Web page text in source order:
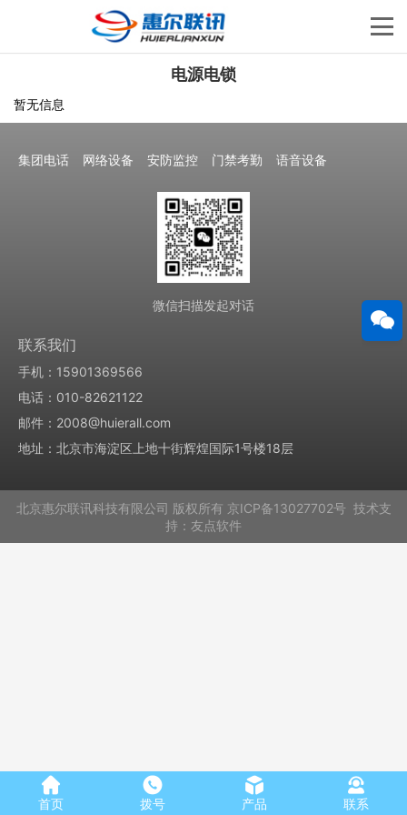
电源电锁
暂无信息
集团电话 网络设备 安防监控 门禁考勤 语音设备
微信扫描发起对话
联系我们
手机：15901369566
电话：010-82621122
邮件：2008@huierall.com
地址：北京市海淀区上地十街辉煌国际1号楼18层
北京惠尔联讯科技有限公司 版权所有 京ICP备13027702号 技术支
持： 友点软件
首页 拨号 产品 联系